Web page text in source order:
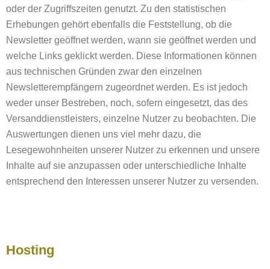
oder der Zugriffszeiten genutzt. Zu den statistischen
Erhebungen gehört ebenfalls die Feststellung, ob die
Newsletter geöffnet werden, wann sie geöffnet werden und
welche Links geklickt werden. Diese Informationen können
aus technischen Gründen zwar den einzelnen
Newsletterempfängern zugeordnet werden. Es ist jedoch
weder unser Bestreben, noch, sofern eingesetzt, das des
Versanddienstleisters, einzelne Nutzer zu beobachten. Die
Auswertungen dienen uns viel mehr dazu, die
Lesegewohnheiten unserer Nutzer zu erkennen und unsere
Inhalte auf sie anzupassen oder unterschiedliche Inhalte
entsprechend den Interessen unserer Nutzer zu versenden.
Hosting